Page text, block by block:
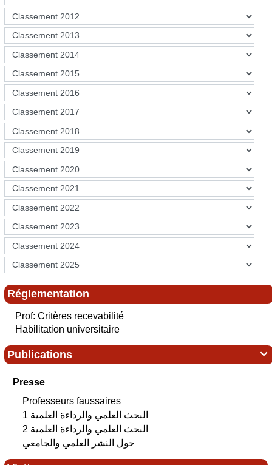
Réglementation
Prof: Critères recevabilité
Habilitation universitaire

Publications
Presse
Professeurs faussaires